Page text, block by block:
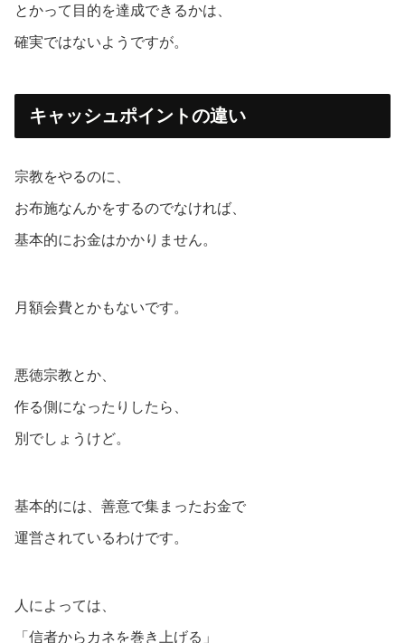
とかって目的を達成できるかは、
確実ではないようですが。
キャッシュポイントの違い
宗教をやるのに、
お布施なんかをするのでなければ、
基本的にお金はかかりません。
月額会費とかもないです。
悪徳宗教とか、
作る側になったりしたら、
別でしょうけど。
基本的には、善意で集まったお金で
運営されているわけです。
人によっては、
「信者からカネを巻き上げる」